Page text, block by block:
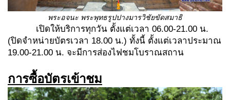
พระอจนะ พระพุทธรูปปางมารวิชัยขัดสมาธิ
เปิดให้บริการทุกวัน ตั้งแต่เวลา 06.00-21.00 น.
(ปิดจำหน่ายบัตรเวลา 18.00 น.) ทั้งนี้ ตั้งแต่เวลาประมาณ
19.00-21.00 น. จะมีการส่องไฟชมโบราณสถาน
การซื้อบัตรเข้าชม